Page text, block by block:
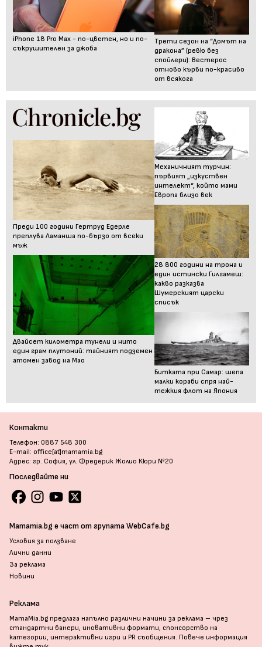
iPhone 18 Pro Max - по-цветен, но и по-
съкрушителен за джоба
Трети сезон на “Домът на
дракона” (ревю без
спойлери): Вестерос
отново кърви по-красиво
от всякога
Преди 100 години Гертруд Едерле
преплува Ламанша по-бързо от всеки
мъж
Двайсет километра тунели и нито
един грам плутоний: тайният подземен
атомен завод на Мао
Механичният турчин:
първият „изкуствен
интелект“, който мами
Европа близо век
28 800 години на трона и
един истински Гилгамеш:
какво разказва
Шумерският царски
списък
Битката при Самар: шепа
малки кораби спря най-
тежкия флот на Япония
Контакти
Телефон: 0887 548 300
E-mail: office[at]mamamia.bg
Адрес: гр. София, ул. Фредерик Жолио Кюри №20
Последвайте ни
Mamamia.bg е част от групата WebCafe.bg
Условия за ползване
Лични данни
За реклама
Новини
Реклама
MamaMia.bg предлага напълно различни начини за реклама – чрез
стандартни банери, иновативни формати, спонсорство на
категории, интерактивни игри и PR съобщения. Повече информация